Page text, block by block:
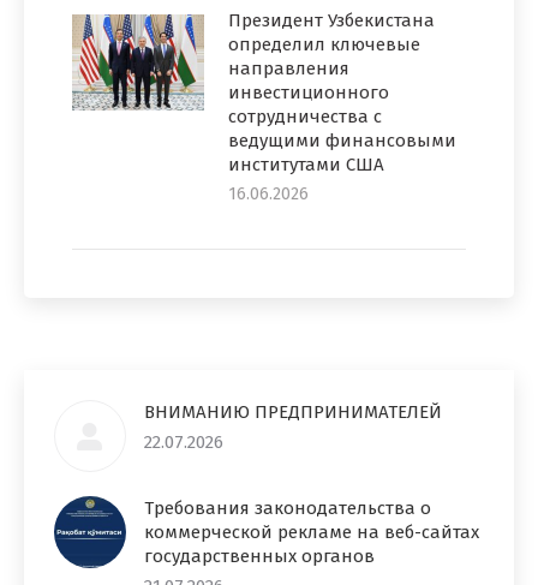
Президент Узбекистана
определил ключевые
направления
инвестиционного
сотрудничества с
ведущими финансовыми
институтами США
16.06.2026
ВНИМАНИЮ ПРЕДПРИНИМАТЕЛЕЙ
22.07.2026
Требования законодательства о
коммерческой рекламе на веб-сайтах
государственных органов